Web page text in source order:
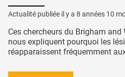
Actualité publiée il y a 8 années 10
Ces chercheurs du Brigham and
nous expliquent pourquoi les
réapparaissent fréquemment